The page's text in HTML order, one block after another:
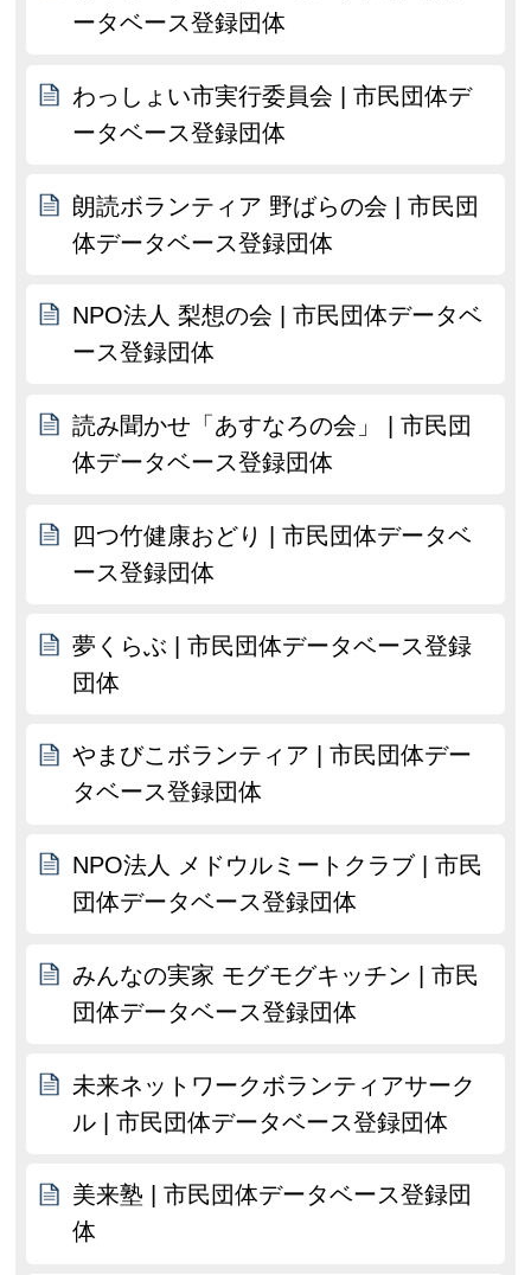
ータベース登録団体
わっしょい市実行委員会 | 市民団体デ
ータベース登録団体
朗読ボランティア 野ばらの会 | 市民団
体データベース登録団体
NPO法人 梨想の会 | 市民団体データベ
ース登録団体
読み聞かせ「あすなろの会」 | 市民団
体データベース登録団体
四つ竹健康おどり | 市民団体データベ
ース登録団体
夢くらぶ | 市民団体データベース登録
団体
やまびこボランティア | 市民団体デー
タベース登録団体
NPO法人 メドウルミートクラブ | 市民
団体データベース登録団体
みんなの実家 モグモグキッチン | 市民
団体データベース登録団体
未来ネットワークボランティアサーク
ル | 市民団体データベース登録団体
美来塾 | 市民団体データベース登録団
体